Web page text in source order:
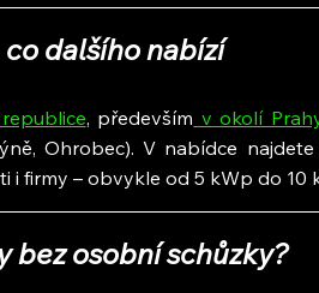
dalšího nabízí
, především v okolí
Ohrobec). V nabídce
firmy – obvykle od 5 kWp do 10
bez osobní schůzky?